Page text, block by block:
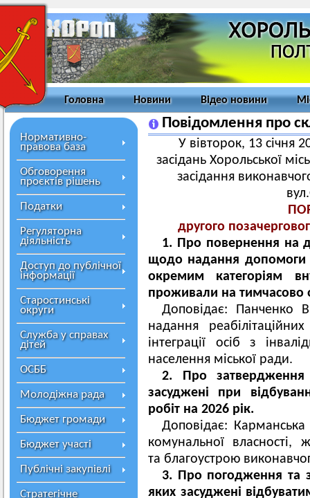
Головна Новини Відео новини
Нормативно-
правова база
Обговорення
проєктів рішень
Податки
Регуляторна
діяльність
Доступ до публічної
інформації
Старостинські
округи
Служба у справах
дітей
ОСББ
Молодіжна рада
Бюджет громади
Бюджет участі
Публічні закупівлі
Стратегічне
Повідомлення про
У вівторок, 13 січня
засідань Хорольської
засідання
другого
1. Про повернення на
щодо надання допомоги
окремим категоріям
проживали на тимчасово
Доповідає: Панченко
надання
інтеграції осіб з
населення міської ради.
2. Про затвердження
засуджені при
робіт на 2026 рік.
Доповідає:
комунальної власності,
та благоустрою
3. Про погодження та
яких засуджені